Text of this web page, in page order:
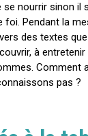
nourrir sinon il
Pendant la
des textes
à
Comment
pas ?